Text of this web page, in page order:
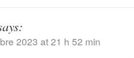
2023 at 21 h 52 min